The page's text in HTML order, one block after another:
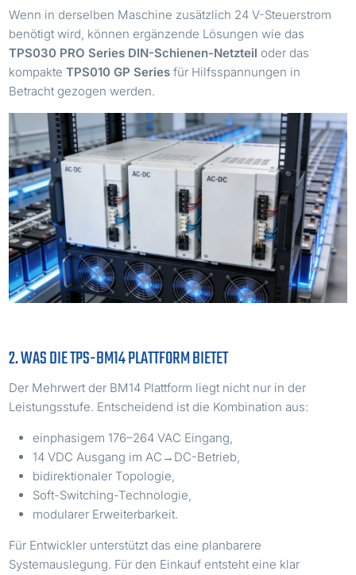
Wenn in derselben Maschine zusätzlich 24 V-Steuerstrom
benötigt wird, können ergänzende Lösungen wie das
TPS030 PRO Series DIN-Schienen-Netzteil oder das
kompakteTPS010 GP Series für Hilfsspannungen in
Betracht gezogen werden.
2. WAS DIE TPS-BM14 PLATTFORM BIETET
Der Mehrwert der BM14 Plattform liegt nicht nur in der
Leistungsstufe. Entscheidend ist die Kombination aus:
einphasigem 176–264 VAC Eingang,
14 VDC Ausgang im AC→DC-Betrieb,
bidirektionaler Topologie,
Soft-Switching-Technologie,
modularer Erweiterbarkeit.
Für Entwickler unterstützt das eine planbarere
Systemauslegung. Für den Einkauf entsteht eine klar